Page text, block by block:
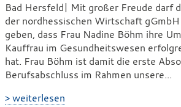
Bad Hersfeld| Mit großer Freude darf
der nordhessischen Wirtschaft
geben, dass Frau Nadine Böhm ihre
Kauffrau im Gesundheitswesen
hat. Frau Böhm ist damit die erste
Berufsabschluss im Rahmen unsere...
> weiterlesen